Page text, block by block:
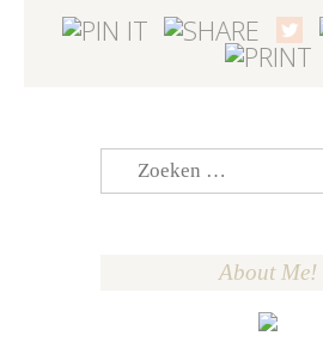
Zoeken
naar:
About Me!